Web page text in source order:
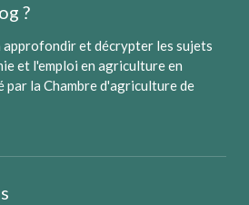
?
approfondir et décrypter les sujets
et l'emploi en agriculture en
par la Chambre d'agriculture de